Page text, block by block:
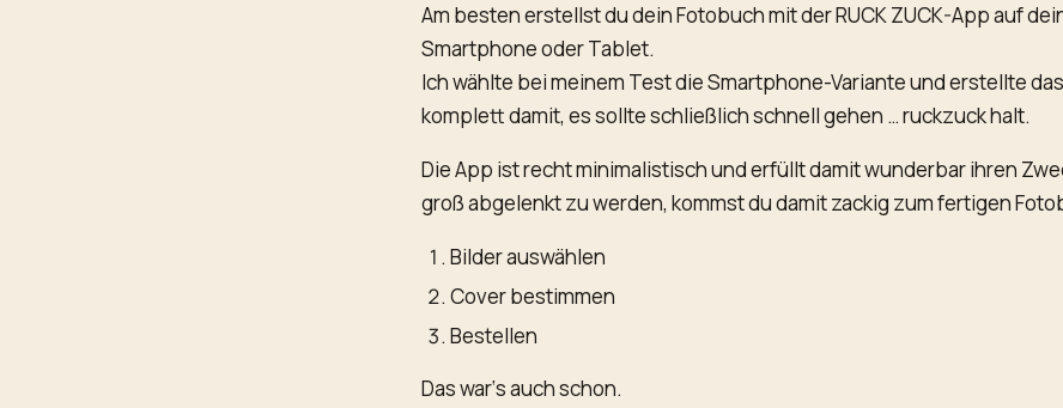
Am besten erstellst du dein Fotobuch mit der RUCK ZUCK-App auf
Smartphone oder Tablet.
Ich wählte bei meinem Test die Smartphone-Variante und erstellte
komplett damit, es sollte schließlich schnell gehen … ruckzuck halt.
Die App ist recht minimalistisch und erfüllt damit wunderbar ihren
groß abgelenkt zu werden, kommst du damit zackig zum fertigen
Bilder auswählen
Cover bestimmen
Bestellen
Das war‘s auch schon.